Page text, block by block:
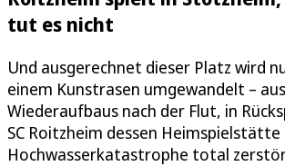
tut es nicht
Und ausgerechnet dieser Platz wird
einem Kunstrasen umgewandelt –
Wiederaufbaus nach der Flut, in
SC Roitzheim dessen Heimspielstätte
Hochwasserkatastrophe total